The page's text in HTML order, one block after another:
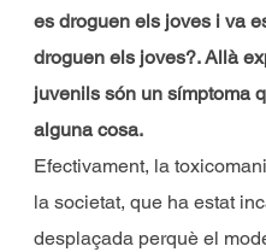
es droguen els joves i va
droguen els joves?. Allà
juvenils són un símptoma
alguna cosa.
Efectivament, la
la societat, que ha estat
desplaçada perquè el